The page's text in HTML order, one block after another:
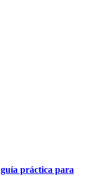
práctica para